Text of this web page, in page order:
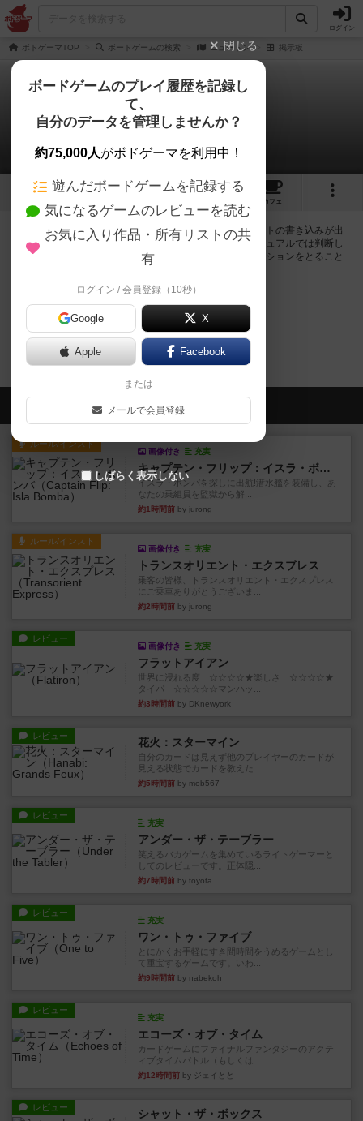
ログイン
ボドゲーマTOP ボードゲームの検索 ニュートン 掲示板
ニュートン
0件の掲示板
17 20
カフェ
ログインするとニュートンに関する掲示板の作成やコメントの書き込みが出
来るようになります。ルールの疑問やエラッタ情報、マニュアルでは判断し
辛い曖昧な表記等について会員同士で自由にコミュニケーションをとること
ログイン/無料会員登録
ニュートンのトップに戻る
会員の新しい投稿
ルール/インスト
画像付き 充実
キャプテン・フリップ：イスラ・ボンバ
イスラ・ボンバを探しに出航!潜水艦を装備し、あ
なたの乗組員を監獄から解...
約1時間前 by jurong
ルール/インスト
画像付き 充実
トランスオリエント・エクスプレス
乗客の皆様、トランスオリエント・エクスプレス
にご乗車ありがとうございま...
約2時間前 by jurong
レビュー
画像付き 充実
フラットアイアン
世界に浸れる度 ☆☆☆☆★楽しさ ☆☆☆☆★
タイパ ☆☆☆☆☆マンハッ...
約3時間前 by DKnewyork
レビュー 花火：スターマイン
自分のカードは見えず他のプレイヤーのカードが
見える状態でカードを教えた...
約5時間前 by mob567
レビュー
充実
アンダー・ザ・テーブラー
笑えるバカゲームを集めているライトゲーマーと
してのレビューです。正体隠...
約7時間前 by toyota
レビュー
充実
ワン・トゥ・ファイブ
とにかくお手軽にすき間時間をうめるゲームとし
て重宝するゲームです。いわ...
約9時間前 by nabekoh
レビュー
充実
エコーズ・オブ・タイム
カードゲームにファイナルファンタジーのアクテ
ィブタイムバトル（もしくは...
約12時間前 by ジェイとと
レビュー シャット・ザ・ボックス
閉じる
ボードゲームのプレイ履歴を記録し
て、
自分のデータを管理しませんか？
約75,000人がボドゲーマを利用中！
遊んだボードゲームを記録する
気になるゲームのレビューを読む
お気に入り作品・所有リストの共
有
ログイン / 会員登録（10秒）
Google X
Apple Facebook
または
メールで会員登録
しばらく表示しない